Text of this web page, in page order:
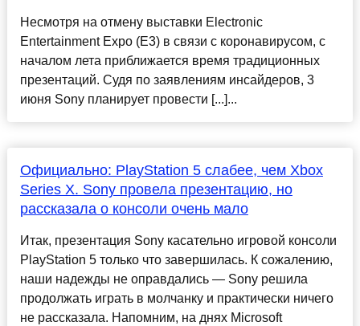
Несмотря на отмену выставки Electronic
Entertainment Expo (E3) в связи с коронавирусом, с
началом лета приближается время традиционных
презентаций. Судя по заявлениям инсайдеров, 3
июня Sony планирует провести [...]...
Официально: PlayStation 5 слабее, чем Xbox
Series X. Sony провела презентацию, но
рассказала о консоли очень мало
Итак, презентация Sony касательно игровой консоли
PlayStation 5 только что завершилась. К сожалению,
наши надежды не оправдались — Sony решила
продолжать играть в молчанку и практически ничего
не рассказала. Напомним, на днях Microsoft